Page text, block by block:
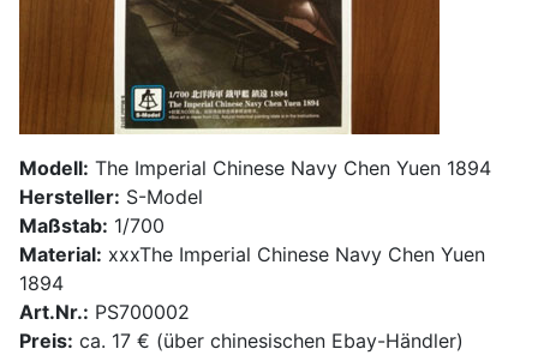
Modell: The Imperial Chinese Navy Chen Yuen 1894
Hersteller: S-Model
Maßstab: 1/700
Material: xxxThe Imperial Chinese Navy Chen Yuen
1894
Art.Nr.: PS700002
Preis: ca. 17 € (über chinesischen Ebay-Händler)